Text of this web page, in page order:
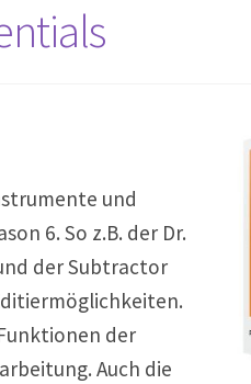
und
6. So z.B. der Dr.
der Subtractor
der
Auch die